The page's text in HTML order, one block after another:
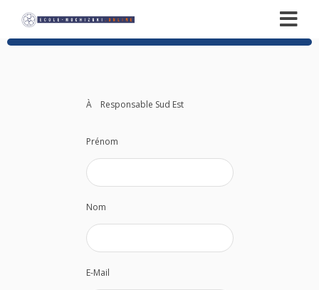
À Responsable Sud Est
Prénom
Nom
E-Mail